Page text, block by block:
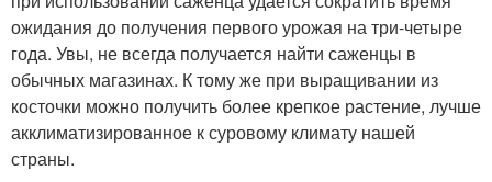
ожидания до получения первого урожая на три-четыре
года. Увы, не всегда получается найти саженцы в
обычных магазинах. К тому же при выращивании из
косточки можно получить более крепкое растение, лучше
акклиматизированное к суровому климату нашей
страны.